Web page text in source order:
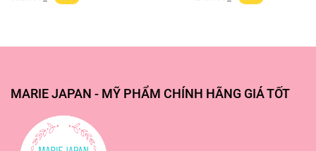
chuyên sâu.
MARIE JAPAN - MỸ PHẨM CHÍNH HÃNG GIÁ TỐT